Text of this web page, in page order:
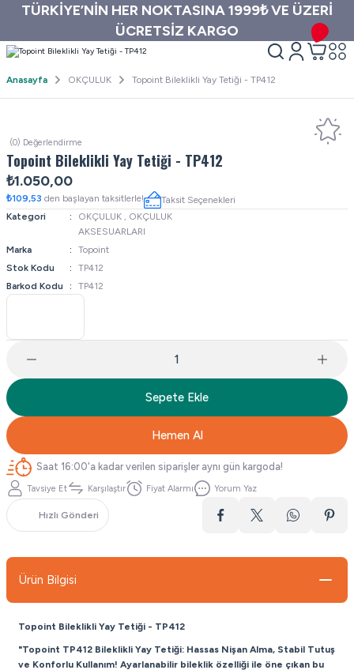
TÜRKİYE’NİN HER NOKTASINA 1999₺ VE ÜZERİ
ÜCRETSİZ KARGO
Anasayfa OKÇULUK Topoint Bileklikli Yay Tetiği - TP412
(0) Değerlendirme
Topoint Bileklikli Yay Tetiği - TP412
₺1.050,00
₺109,53 den başlayan taksitlerle!
Taksit Seçenekleri
Kategori
OKÇULUK , OKÇULUK
AKSESUARLARI
Marka
Topoint
Stok Kodu
TP412
Barkod Kodu
TP412
Sepete Ekle
Hemen Al
Saat 16:00'a kadar verilen siparişler aynı gün kargoda!
Tavsiye Et Karşılaştır Fiyat Alarmı Yorum Yaz
Hızlı Gönderi
Ürün Bilgisi
Topoint Bileklikli Yay Tetiği - TP412
"Topoint TP412 Bileklikli Yay Tetiği: Hassas Nişan Alma, Stabil Tutuş
ve Konforlu Kullanım! Ayarlanabilir bileklik özelliği ile öne çıkan bu